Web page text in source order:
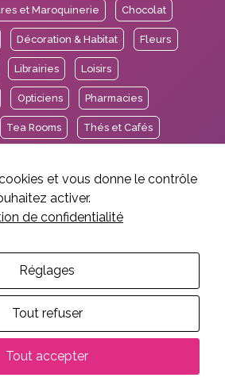
et Maroquinerie Chocolat
Décoration & Habitat Fleurs
Librairies Loisirs
Opticiens Pharmacies
Tea Rooms Thés et Cafés
légales et crédits
de confidentialité
et vous donne le contrôle
activer.
de confidentialité
Réglages
Tout refuser
Tout accepter